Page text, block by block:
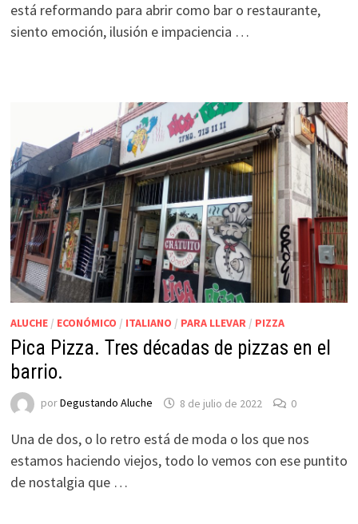
está reformando para abrir como bar o restaurante,
siento emoción, ilusión e impaciencia …
ALUCHE/ ECONÓMICO / ITALIANO / PARA LLEVAR/ PIZZA
Pica Pizza. Tres décadas de pizzas en el
barrio.
porDegustando Aluche 8 de julio de 2022 0
Una de dos, o lo retro está de moda o los que nos
estamos haciendo viejos, todo lo vemos con ese puntito
de nostalgia que …